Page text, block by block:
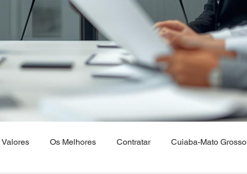
Os Melhores Contratar Cuiaba-Mato Grosso